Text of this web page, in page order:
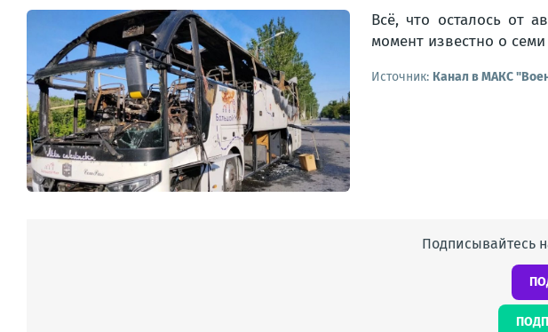
Всё, что осталось от
момент известно о
Источник: Канал в МАКС
Подписывайтесь